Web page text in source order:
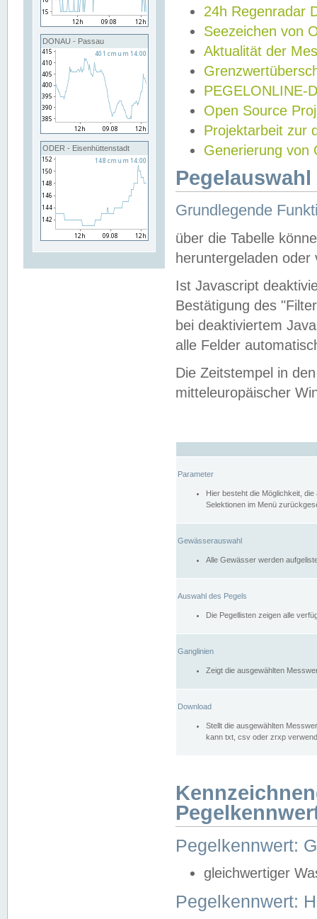
DONAU - Passau
ODER - Eisenhüttenstadt
24h Regenradar
Seezeichen von
Aktualität der
PEGELONLINE-
Open Source
Projektarbeit zur
Generierung von
Grundlegende
über die Tabelle
heruntergeladen oder
Ist Javascript
Bestätigung des
bei deaktiviertem
alle Felder
Die Zeitstempel in
mitteleuropäischer
Parameter
Hier besteht die Möglichkeit,
Selektionen im Menü
Gewässerauswahl
Alle Gewässer werden
Auswahl des Pegels
Die Pegellisten zeigen alle
Ganglinien
Zeigt die ausgewählten
Download
Stellt die ausgewählten
kann txt, csv oder zrxp
Pegelkennwert:
gleichwertiger
Pegelkennwert: